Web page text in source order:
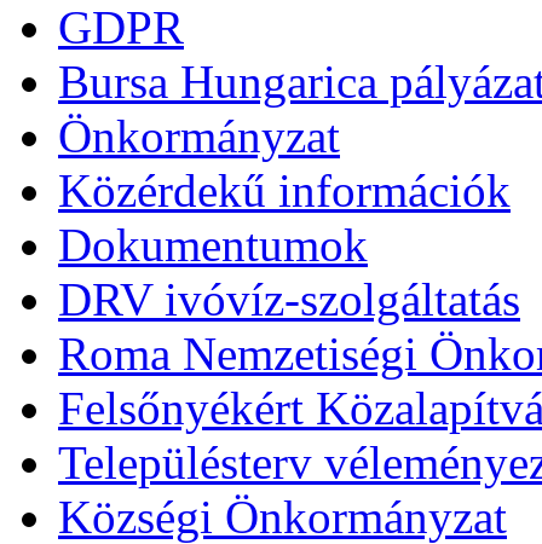
GDPR
Bursa Hungarica
Önkormányzat
Közérdekű információk
Dokumentumok
DRV ivóvíz-szolgáltatás
Roma Nemzetiségi
Felsőnyékért
Településterv
Községi Önkormányzat